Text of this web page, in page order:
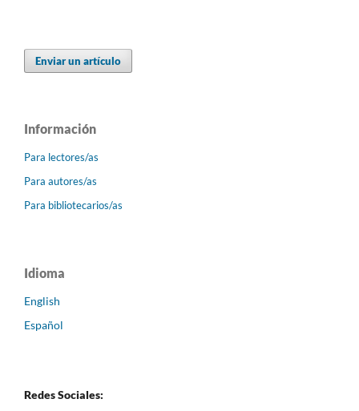
Enviar un artículo
Información
Para lectores/as
Para autores/as
Para bibliotecarios/as
Idioma
English
Español
Redes Sociales: